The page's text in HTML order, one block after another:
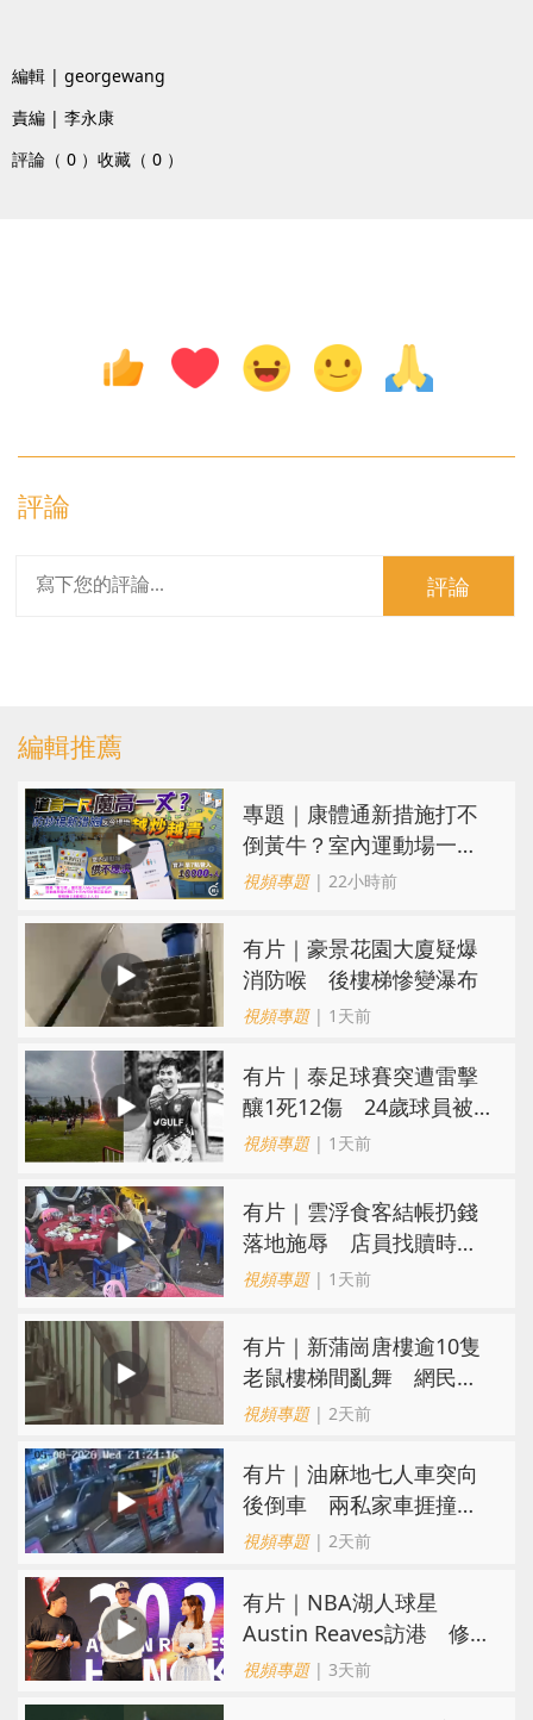
編輯 | georgewang
責編 | 李永康
評論（ 0 ） 收藏（ 0 ）
評論
評論
編輯推薦
專題｜康體通新措施打不
倒黃牛？室內運動場一場
難求越炒越貴
視頻專題| 22小時前
有片｜豪景花園大廈疑爆
消防喉 後樓梯慘變瀑布
視頻專題| 1天前
有片｜泰足球賽突遭雷擊
釀1死12傷 24歲球員被
閃電劈中亡
視頻專題| 1天前
​有片｜雲浮食客結帳扔錢
落地施辱 店員找贖時還
施彼身獲老闆肯定
視頻專題| 1天前
有片｜新蒲崗唐樓逾10隻
老鼠樓梯間亂舞 網民嚇
親：每次經過都要好大勇
視頻專題| 2天前
有片｜油麻地七人車突向
後倒車 兩私家車捱撞
司機不顧而去
視頻專題| 2天前
有片｜NBA湖人球星
Austin Reaves訪港 修
頓與青少年交流球技
視頻專題| 3天前